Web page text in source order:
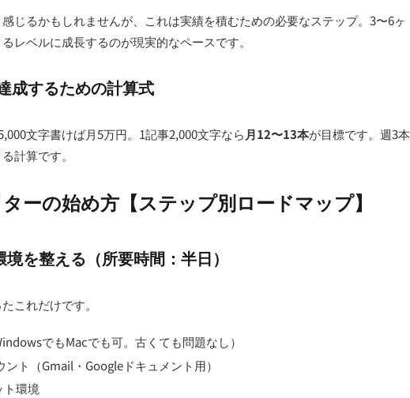
じるかもしれませんが、これは実績を積むための必要なステップ。3〜6ヶ
レベルに成長するのが現実的なペースです。
成するための計算式
文字書けば月5万円。1記事2,000文字なら 月12〜13本が目標です。週3本
計算です。
ーの始め方【ステップ別ロードマップ】
境を整える（所要時間：半日）
これだけです。
でもMacでも可。古くても問題なし）
ント（Gmail・Googleドキュメント用）
ト環境